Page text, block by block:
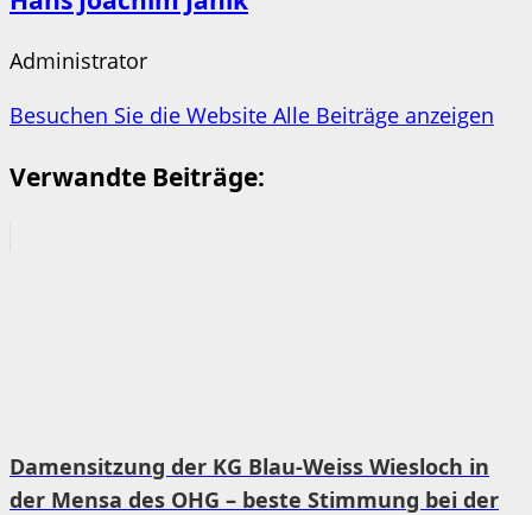
Administrator
Besuchen Sie die Website Alle Beiträge anzeigen
Verwandte Beiträge:
Damensitzung der KG Blau-Weiss Wiesloch in
der Mensa des OHG – beste Stimmung bei der